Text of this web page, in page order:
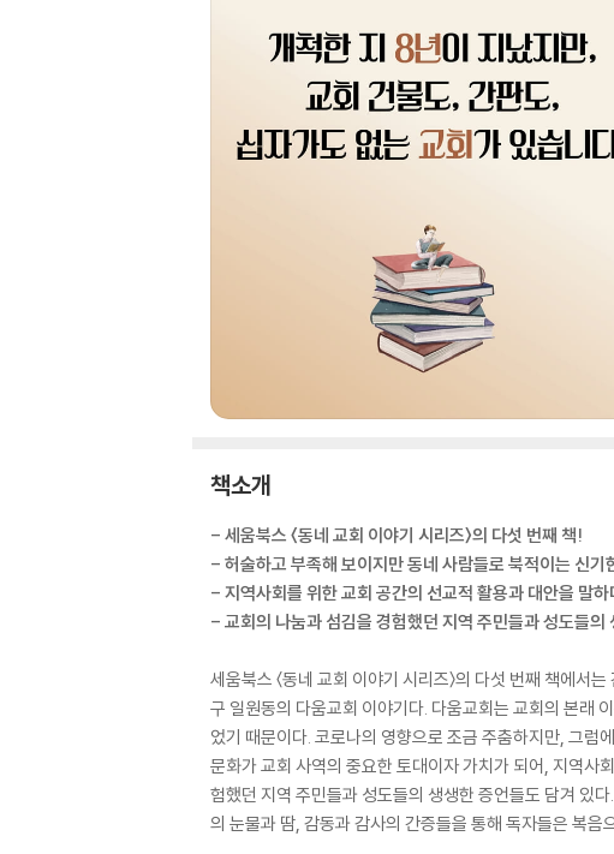
책소개
- 세움북스 〈동네 교회 이야기 시리즈〉의 다섯 번째 책!
- 허술하고 부족해 보이지만 동네 사람들로 북적이는 신기
- 지역사회를 위한 교회 공간의 선교적 활용과 대안을 말하
- 교회의 나눔과 섬김을 경험했던 지역 주민들과 성도들의
세움북스 〈동네 교회 이야기 시리즈〉의 다섯 번째 책에서
구 일원동의 다움교회 이야기다. 다움교회는 교회의 본래
었기 때문이다. 코로나의 영향으로 조금 주춤하지만, 그럼
문화가 교회 사역의 중요한 토대이자 가치가 되어, 지역사
험했던 지역 주민들과 성도들의 생생한 증언들도 담겨 있
의 눈물과 땀, 감동과 감사의 간증들을 통해 독자들은 복음